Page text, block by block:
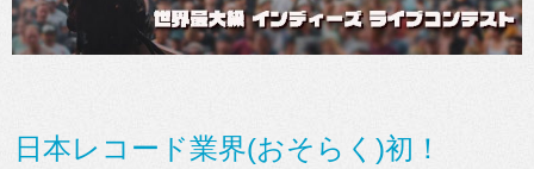
日本レコード業界(おそらく)初！